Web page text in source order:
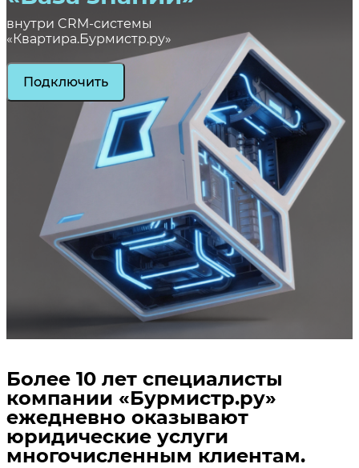
внутри CRM-системы
«Квартира.Бурмистр.ру»
Подключить
Более 10 лет специалисты
компании «Бурмистр.ру»
ежедневно оказывают
юридические услуги
многочисленным клиентам.